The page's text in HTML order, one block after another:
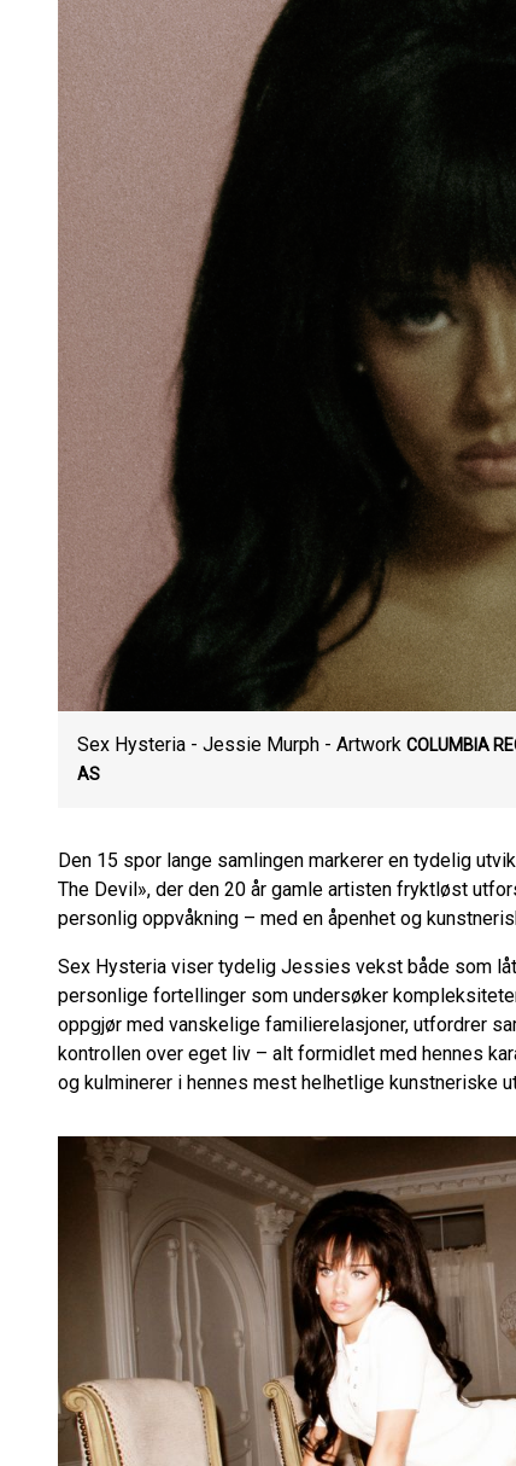
Sex Hysteria - Jessie Murph - Artwork COLUMBIA
AS
Den 15 spor lange samlingen markerer en tydelig
The Devil», der den 20 år gamle artisten fryktløst
personlig oppvåkning – med en åpenhet og
Sex Hysteria viser tydelig Jessies vekst både som
personlige fortellinger som undersøker
oppgjør med vanskelige familierelasjoner, utfordrer
kontrollen over eget liv – alt formidlet med hennes
og kulminerer i hennes mest helhetlige kunstneriske